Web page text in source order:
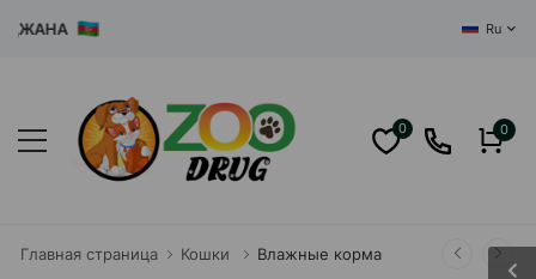
Ru
0 0
Главная страница Кошки Влажные корма